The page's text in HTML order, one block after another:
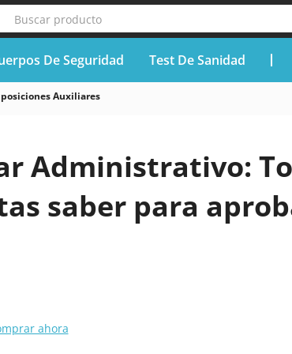
Buscar producto
De Seguridad Test De Sanidad
Auxiliares
Administrativo:
saber para
ahora